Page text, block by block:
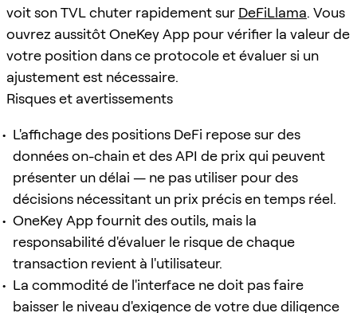
voit son TVL chuter rapidement sur DeFiLlama. Vous
ouvrez aussitôt OneKey App pour vérifier la valeur de
votre position dans ce protocole et évaluer si un
ajustement est nécessaire.
Risques et avertissements
L'affichage des positions DeFi repose sur des
données on-chain et des API de prix qui peuvent
présenter un délai — ne pas utiliser pour des
décisions nécessitant un prix précis en temps réel.
OneKey App fournit des outils, mais la
responsabilité d'évaluer le risque de chaque
transaction revient à l'utilisateur.
La commodité de l'interface ne doit pas faire
baisser le niveau d'exigence de votre due diligence